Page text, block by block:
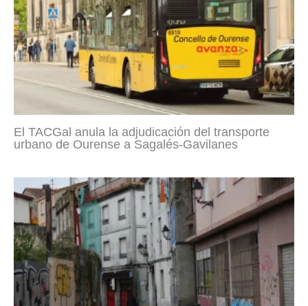
El TACGal anula la adjudicación del transporte
urbano de Ourense a Sagalés-Gavilanes